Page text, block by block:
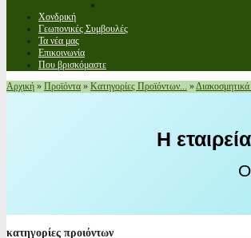
Χονδρική
Γεωπονικές Συμβουλές
Τα νέα μας
Επικοινωνία
Που βρισκόμαστε
Αρχική » Προϊόντα » Κατηγορίες Προϊόντων... »
Η
κατηγορίες προιόντων